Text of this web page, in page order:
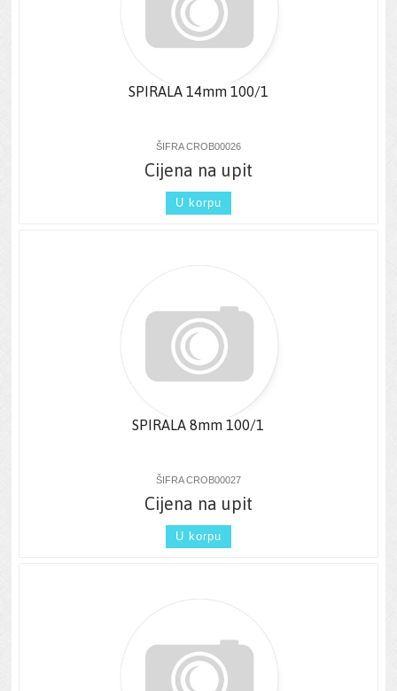
SPIRALA 14mm 100/1
ŠIFRA CROB00026
Cijena na upit
U korpu
SPIRALA 8mm 100/1
ŠIFRA CROB00027
Cijena na upit
U korpu